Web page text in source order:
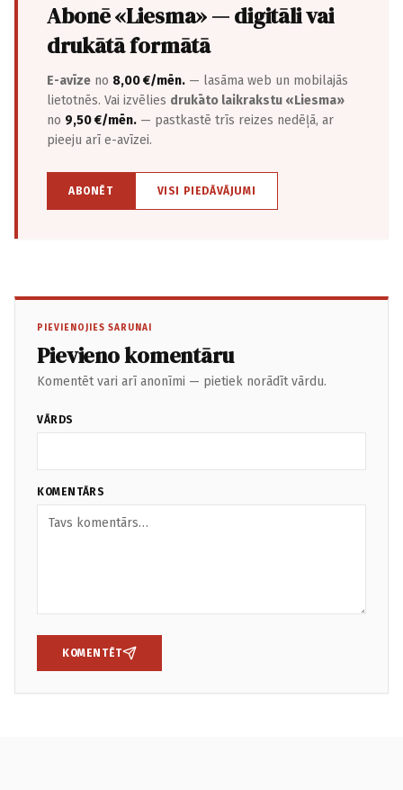
Abonē «Liesma» — digitāli vai
drukātā formātā
E-avīze no 8,00 €/mēn. — lasāma web un mobilajās
lietotnēs. Vai izvēlies drukāto laikrakstu «Liesma»
no 9,50 €/mēn. — pastkastē trīs reizes nedēļā, ar
pieeju arī e-avīzei.
ABONĒT VISI PIEDĀVĀJUMI
PIEVIENOJIES SARUNAI
Pievieno komentāru
Komentēt vari arī anonīmi — pietiek norādīt vārdu.
VĀRDS
KOMENTĀRS
KOMENTĒT